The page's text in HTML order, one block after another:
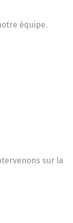
équipe.
sur la